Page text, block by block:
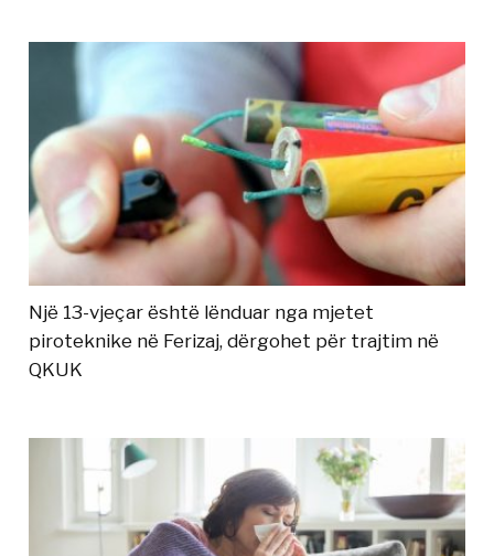
Një 13-vjeçar është lënduar nga mjetet
piroteknike në Ferizaj, dërgohet për trajtim në
QKUK